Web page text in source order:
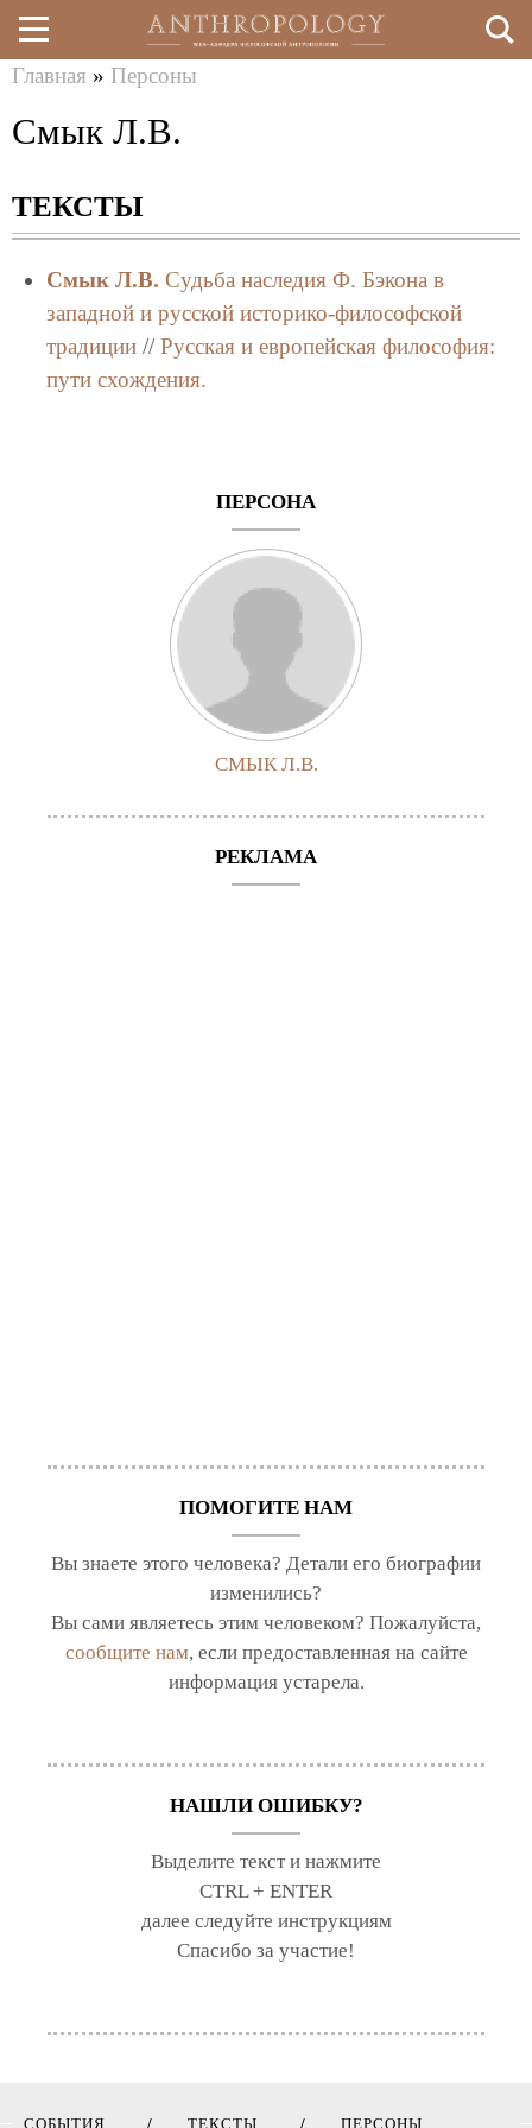
Перейти
к
содержанию
здесь
Главная » Персоны
Смык Л.В.
ТЕКСТЫ
Смык Л.В. Судьба наследия Ф. Бэкона в
западной и русской историко-философской
традиции// Русская и европейская философия:
пути схождения.
ПЕРСОНА
СМЫК Л.В.
РЕКЛАМА
ПОМОГИТЕ НАМ
Вы знаете этого человека? Детали его биографии
изменились?
Вы сами являетесь этим человеком? Пожалуйста,
сообщите нам, если предоставленная на сайте
информация устарела.
НАШЛИ ОШИБКУ?
Выделите текст и нажмите
CTRL + ENTER
далее следуйте инструкциям
Спасибо за участие!
СОБЫТИЯ ТЕКСТЫ ПЕРСОНЫ